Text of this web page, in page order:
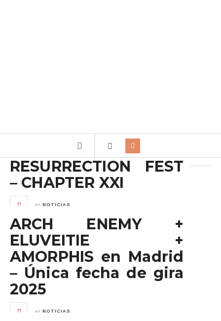
RESURRECTION FEST
RESURRECTION FEST
– CHAPTER XXI
en NOTICIAS
ARCH ENEMY +
ELUVEITIE +
AMORPHIS en Madrid
– Única fecha de gira
2025
en NOTICIAS